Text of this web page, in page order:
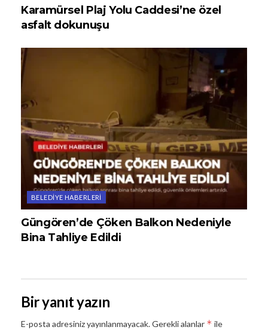
Karamürsel Plaj Yolu Caddesi’ne özel
asfalt dokunuşu
BELEDIYE HABERLERI
Güngören’de Çöken Balkon Nedeniyle
Bina Tahliye Edildi
Bir yanıt yazın
E-posta adresiniz yayınlanmayacak.Gerekli alanlar * ile